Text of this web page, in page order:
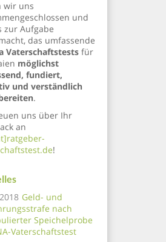
wir uns
und
zur Aufgabe
das umfassende
Vaterschaftstests für
möglichst
fundiert,
und verständlich
.
uns über Ihr
an
!
Geld- und
nach
Speichelprobe
Vaterschaftstest